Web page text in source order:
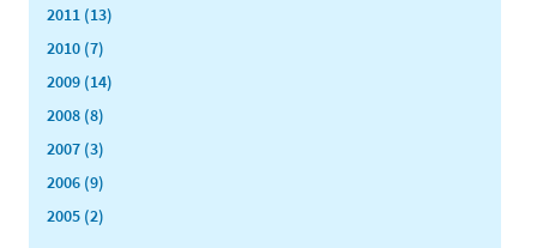
2011 (13)
2010 (7)
2009 (14)
2008 (8)
2007 (3)
2006 (9)
2005 (2)